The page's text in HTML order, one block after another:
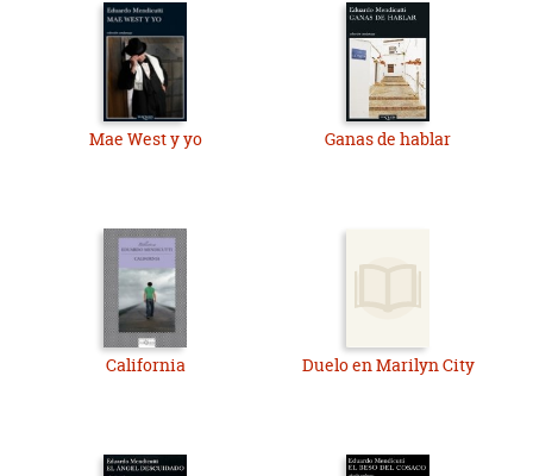
Mae West y yo Ganas de hablar
California Duelo en Marilyn City